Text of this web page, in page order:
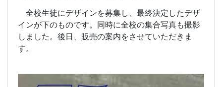
全校生徒にデザインを募集し、最終決定したデザ
インが下のものです。同時に全校の集合写真も撮影
しました。後日、販売の案内をさせていただきま
す。